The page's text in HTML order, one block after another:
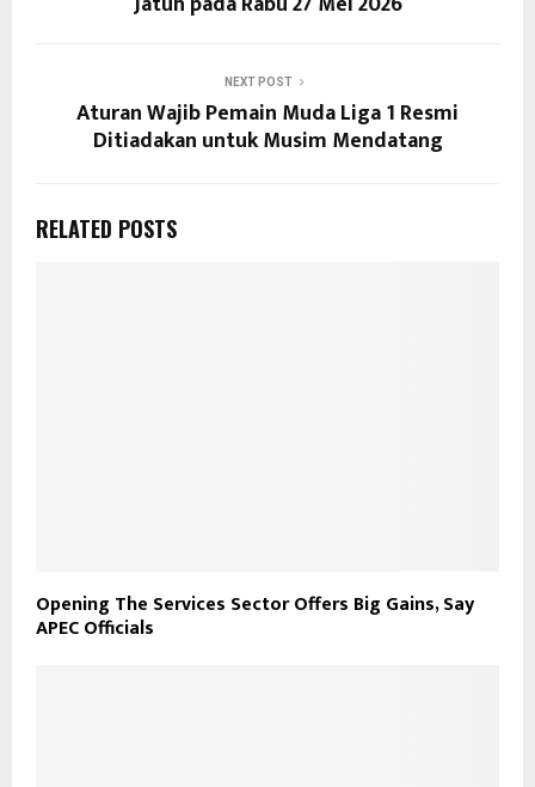
NEXT POST
Aturan Wajib Pemain Muda Liga 1 Resmi
Ditiadakan untuk Musim Mendatang
RELATED POSTS
Opening The Services Sector Offers Big Gains, Say
APEC Officials